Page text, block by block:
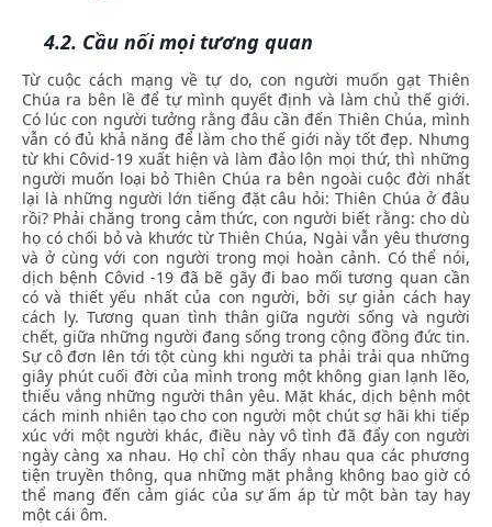
4.2. Cầu nối mọi tương quan
Từ cuộc cách mạng về tự do, con người muốn gạt Thiên
Chúa ra bên lề để tự mình quyết định và làm chủ thế giới.
Có lúc con người tưởng rằng đâu cần đến Thiên Chúa, mình
vẫn có đủ khả năng để làm cho thế giới này tốt đẹp. Nhưng
từ khi Côvid-19 xuất hiện và làm đảo lộn mọi thứ, thì những
người muốn loại bỏ Thiên Chúa ra bên ngoài cuộc đời nhất
lại là những người lớn tiếng đặt câu hỏi: Thiên Chúa ở đâu
rồi? Phải chăng trong cảm thức, con người biết rằng: cho dù
họ có chối bỏ và khước từ Thiên Chúa, Ngài vẫn yêu thương
và ở cùng với con người trong mọi hoàn cảnh. Có thể nói,
dịch bệnh Côvid -19 đã bẽ gãy đi bao mối tương quan cần
có và thiết yếu nhất của con người, bởi sự giản cách hay
cách ly. Tương quan tình thân giữa người sống và người
chết, giữa những người đang sống trong cộng đồng đức tin.
Sự cô đơn lên tới tột cùng khi người ta phải trải qua những
giây phút cuối đời của mình trong một không gian lạnh lẽo,
thiếu vắng những người thân yêu. Mặt khác, dịch bệnh một
cách minh nhiên tạo cho con người một chút sợ hãi khi tiếp
xúc với một người khác, điều này vô tình đã đẩy con người
ngày càng xa nhau. Họ chỉ còn thấy nhau qua các phương
tiện truyền thông, qua những mặt phẳng không bao giờ có
thể mang đến cảm giác của sự ấm áp từ một bàn tay hay
một cái ôm.